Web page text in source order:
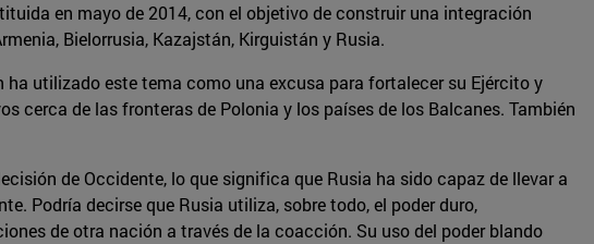
en mayo de 2014, con el objetivo de construir una integración
Bielorrusia, Kazajstán, Kirguistán y Rusia.
ha utilizado este tema como una excusa para fortalecer su Ejército y
cerca de las fronteras de Polonia y los países de los Balcanes. También
de Occidente, lo que significa que Rusia ha sido capaz de llevar a
Podría decirse que Rusia utiliza, sobre todo, el poder duro,
de otra nación a través de la coacción. Su uso del poder blando